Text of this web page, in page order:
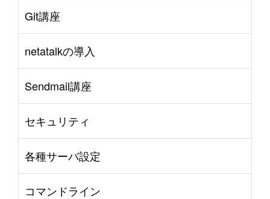
Git講座
netatalkの導入
Sendmail講座
セキュリティ
各種サーバ設定
コマンドライン